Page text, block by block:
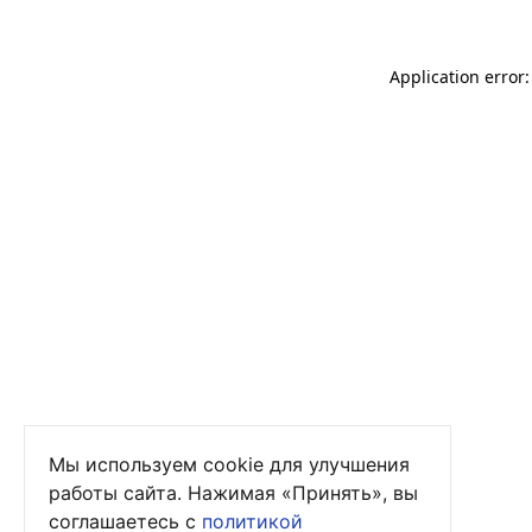
Application
Мы используем cookie для улучшения
работы сайта. Нажимая «Принять», вы
соглашаетесь с политикой